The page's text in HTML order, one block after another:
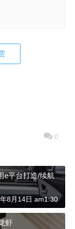
0
e平台打造/续航
8月14日 am1:30
虾